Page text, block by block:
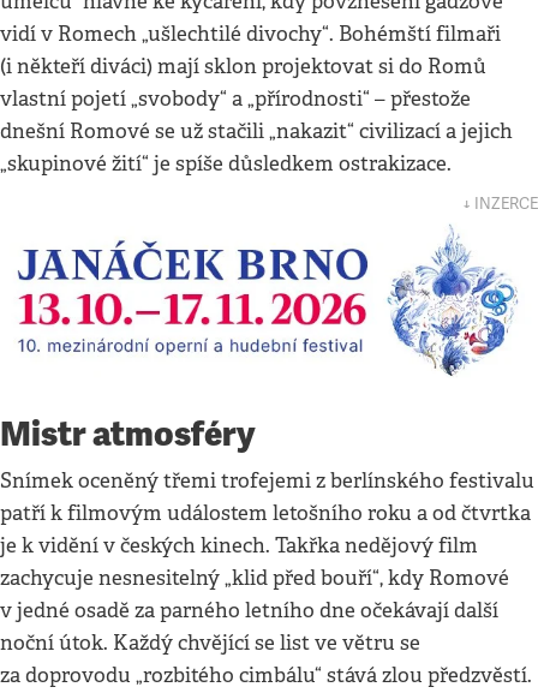
vidí v Romech „ušlechtilé divochy“. Bohémští filmaři
(i někteří diváci) mají sklon projektovat si do Romů
vlastní pojetí „svobody“ a „přírodnosti“ – přestože
dnešní Romové se už stačili „nakazit“ civilizací a jejich
„skupinové žití“ je spíše důsledkem ostrakizace.
↓ INZERCE
Mistr atmosféry
Snímek oceněný třemi trofejemi z berlínského festivalu
patří k filmovým událostem letošního roku a od čtvrtka
je k vidění v českých kinech. Takřka nedějový film
zachycuje nesnesitelný „klid před bouří“, kdy Romové
v jedné osadě za parného letního dne očekávají další
noční útok. Každý chvějící se list ve větru se
za doprovodu „rozbitého cimbálu“ stává zlou předzvěstí.